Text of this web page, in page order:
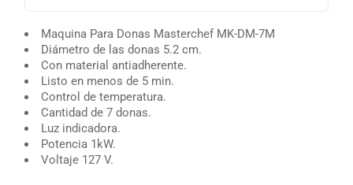
Maquina Para Donas Masterchef MK-DM-7M
Diámetro de las donas 5.2 cm.
Con material antiadherente.
Listo en menos de 5 min.
Control de temperatura.
Cantidad de 7 donas.
Luz indicadora.
Potencia 1kW.
Voltaje 127 V.